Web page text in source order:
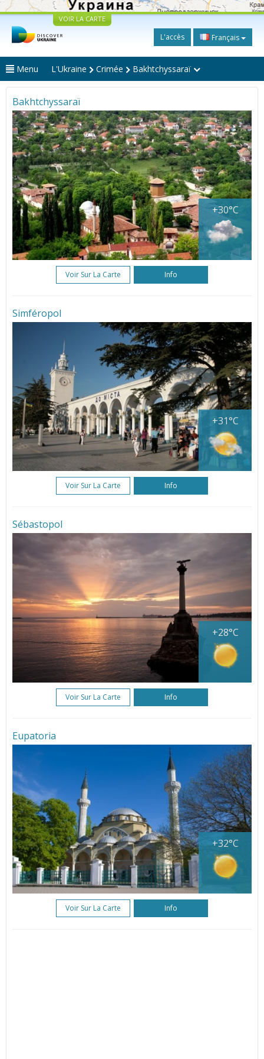
VOIR LA CARTE
L'accès Français
Menu L'Ukraine Crimée Bakhtchyssaraï
Bakhtchyssaraï
+30°C
Voir Sur La Carte Info
Simféropol
+31°C
Voir Sur La Carte Info
Sébastopol
+28°C
Voir Sur La Carte Info
Eupatoria
+32°C
Voir Sur La Carte Info